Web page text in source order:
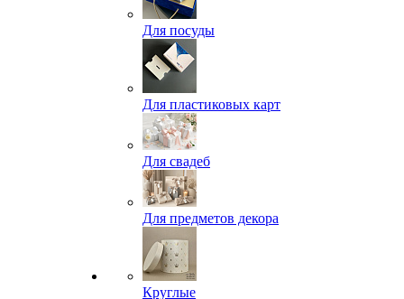
Для посуды
Для пластиковых карт
Для свадеб
Для предметов декора
Круглые